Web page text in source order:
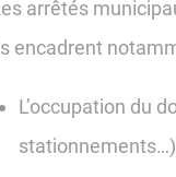
arrêtés
encadrent
L’occupation du